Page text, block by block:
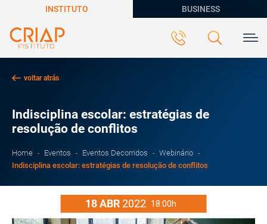
INSTITUTO BUSINESS
voltar atrás
Indisciplina escolar: estratégias de
resolução de conflitos
Home Eventos Eventos Decorridos
Webinário
Indisciplina escolar: estratégias de resolução de conflitos
18ABR 2022 18:00h